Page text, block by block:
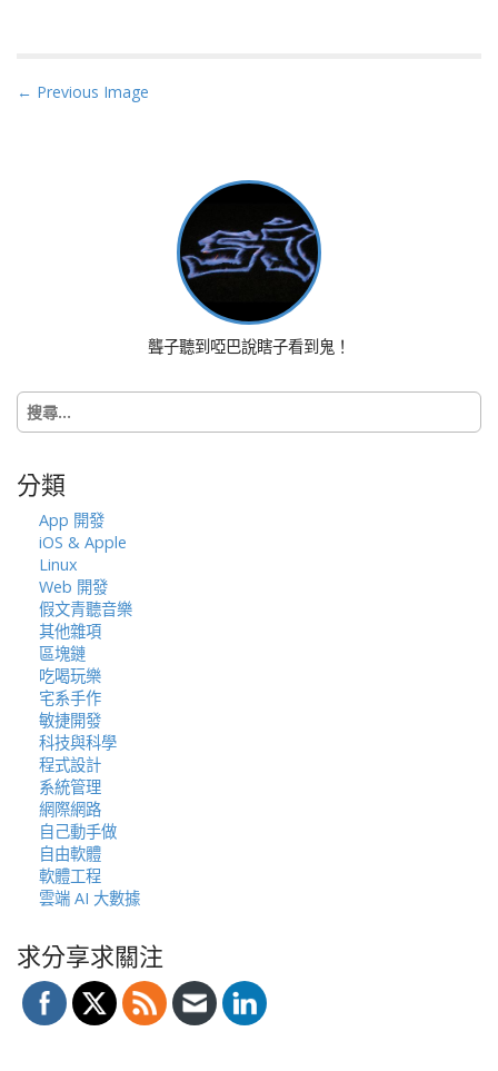
P
i
o
n
← Previous Image
聾子聽到啞巴說瞎子看到鬼！
搜
尋
字:
分類
App 開發
iOS & Apple
Linux
Web 開發
假文青聽音樂
其他雜項
區塊鏈
吃喝玩樂
宅系手作
敏捷開發
科技與科學
程式設計
系統管理
網際網路
自己動手做
自由軟體
軟體工程
雲端 AI 大數據
求分享求關注